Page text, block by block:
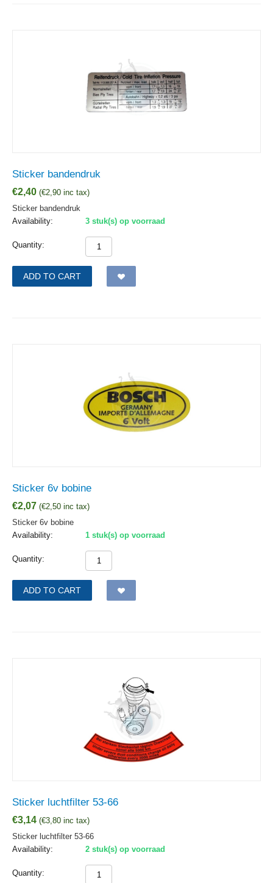
Sticker bandendruk
€2,40 (€2,90 inc tax)
Sticker bandendruk
Availability:
3 stuk(s) op voorraad
Quantity:
ADD TO CART
Sticker 6v bobine
€2,07 (€2,50 inc tax)
Sticker 6v bobine
Availability:
1 stuk(s) op voorraad
Quantity:
ADD TO CART
Sticker luchtfilter 53-66
€3,14 (€3,80 inc tax)
Sticker luchtfilter 53-66
Availability:
2 stuk(s) op voorraad
Quantity: